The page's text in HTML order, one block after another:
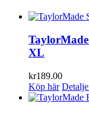
XL
kr189.00
Köp här